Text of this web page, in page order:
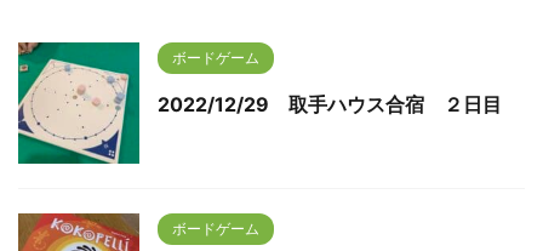
ボードゲーム
2022/12/29 取手ハウス合宿 ２日目
ボードゲーム